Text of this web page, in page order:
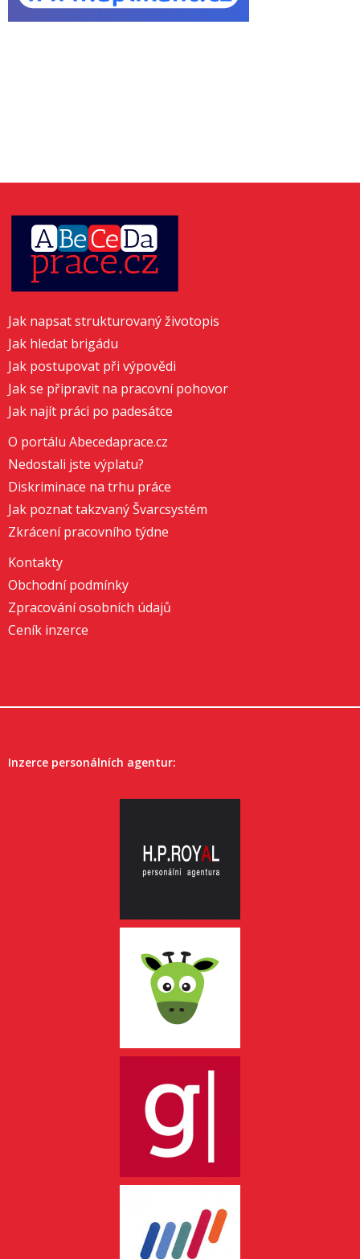
Jak napsat strukturovaný životopis
Jak hledat brigádu
Jak postupovat při výpovědi
Jak se připravit na pracovní pohovor
Jak najít práci po padesátce
O portálu Abecedaprace.cz
Nedostali jste výplatu?
Diskriminace na trhu práce
Jak poznat takzvaný Švarcsystém
Zkrácení pracovního týdne
Kontakty
Obchodní podmínky
Zpracování osobních údajů
Ceník inzerce
Inzerce personálních agentur: